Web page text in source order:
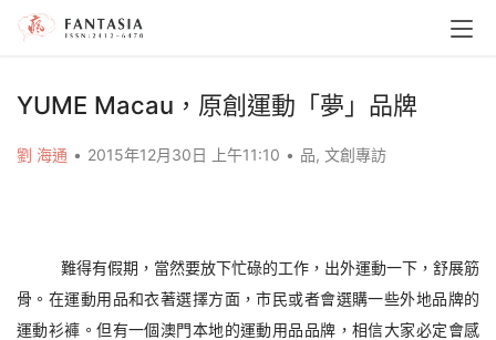
YUME Macau，原創運動「夢」品牌
劉 海通 • 2015年12月30日 上午11:10 • 品, 文創專訪
難得有假期，當然要放下忙碌的工作，出外運動一下，舒展筋
骨。在運動用品和衣著選擇方面，市民或者會選購一些外地品牌的
運動衫褲。但有一個澳門本地的運動用品品牌，相信大家必定會感